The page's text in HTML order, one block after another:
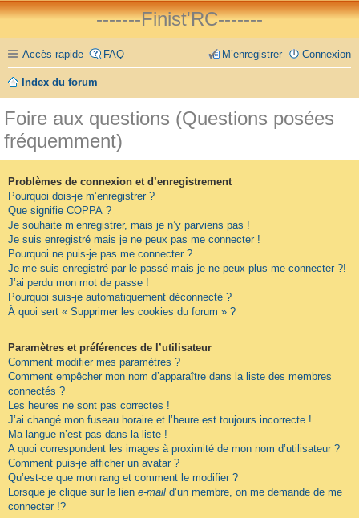
-------Finist'RC-------
Accès rapide FAQ Connexion
M’enregistrer
Index du forum
Foire aux questions (Questions posées
fréquemment)
Problèmes de connexion et d’enregistrement
Pourquoi dois-je m’enregistrer ?
Que signifie COPPA ?
Je souhaite m’enregistrer, mais je n’y parviens pas !
Je suis enregistré mais je ne peux pas me connecter !
Pourquoi ne puis-je pas me connecter ?
Je me suis enregistré par le passé mais je ne peux plus me connecter ?!
J’ai perdu mon mot de passe !
Pourquoi suis-je automatiquement déconnecté ?
À quoi sert « Supprimer les cookies du forum » ?
Paramètres et préférences de l’utilisateur
Comment modifier mes paramètres ?
Comment empêcher mon nom d’apparaître dans la liste des membres
connectés ?
Les heures ne sont pas correctes !
J’ai changé mon fuseau horaire et l’heure est toujours incorrecte !
Ma langue n’est pas dans la liste !
A quoi correspondent les images à proximité de mon nom d’utilisateur ?
Comment puis-je afficher un avatar ?
Qu’est-ce que mon rang et comment le modifier ?
Lorsque je clique sur le lien e-mail d’un membre, on me demande de me
connecter !?